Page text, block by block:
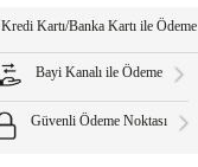
Kredi Kartı/Banka Kartı ile Ödeme
Bayi Kanalı ile Ödeme
Güvenli Ödeme Noktası